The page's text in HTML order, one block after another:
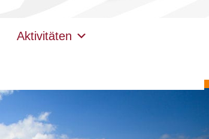
Aktivitäten